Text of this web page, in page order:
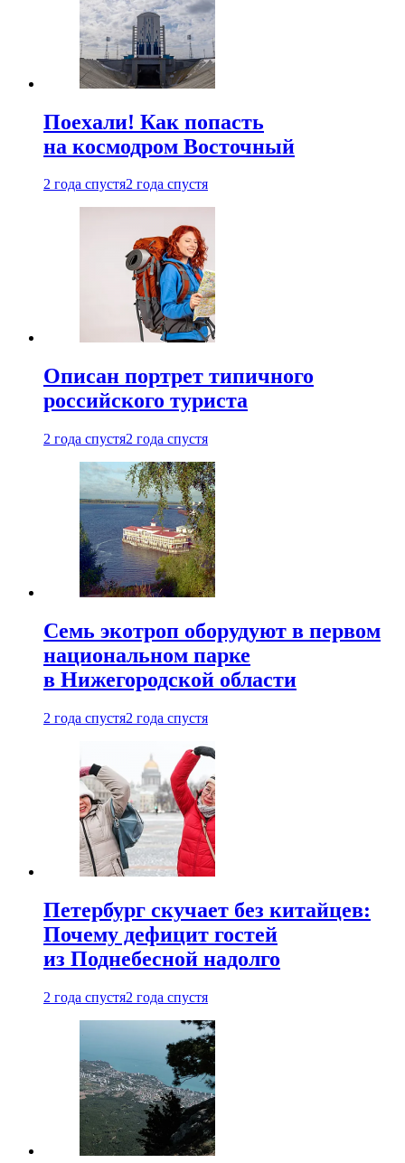
Поехали! Как попасть
на космодром Восточный
2 года спустя2 года спустя
Описан портрет типичного
российского туриста
2 года спустя2 года спустя
Семь экотроп оборудуют в первом
национальном парке
в Нижегородской области
2 года спустя2 года спустя
Петербург скучает без китайцев:
Почему дефицит гостей
из Поднебесной надолго
2 года спустя2 года спустя